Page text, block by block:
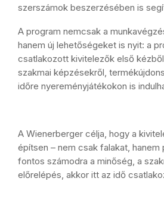
szerszámok beszerzésében is
A program nemcsak a
hanem új lehetőségeket is nyit: a
csatlakozott kivitelezők első
szakmai képzésekről,
időre nyereményjátékokon is
A Wienerberger célja, hogy a
építsen – nem csak falakat, hanem
fontos számodra a minőség, a
előrelépés, akkor itt az idő